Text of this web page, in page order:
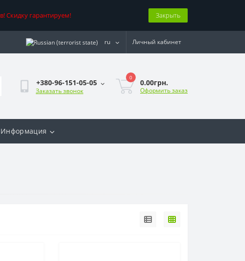
Скидку гарантируем! Закрыть
ru Личный кабинет
+380-96-151-05-05
Заказать звонок
0
0.00грн.
Оформить заказ
Информация